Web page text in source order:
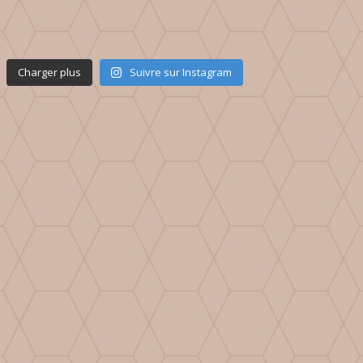
Charger plus Suivre sur Instagram